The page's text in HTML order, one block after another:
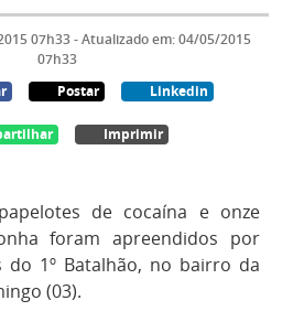
07h33 - Atualizado em: 04/05/2015
07h33
Postar Linkedin
Imprimir
de cocaína e onze
foram apreendidos por
do 1º Batalhão, no bairro da
(03).